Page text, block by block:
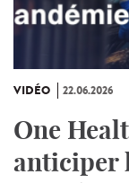
VIDÉO 22.06.2026
One
anticiper